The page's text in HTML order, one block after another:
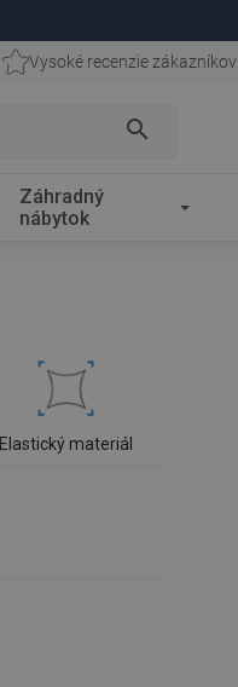
Vysoké recenzie zákazníkov
search
Záhradný
nábytok
Elastický materiál